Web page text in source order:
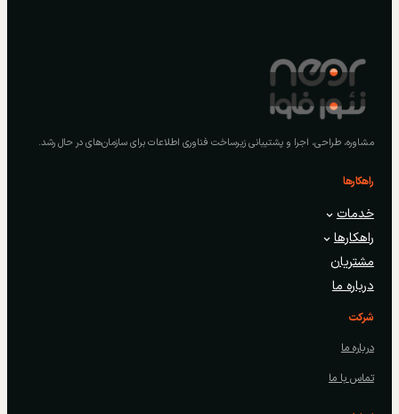
مشاوره، طراحی، اجرا و پشتیبانی زیرساخت فناوری اطلاعات برای سازمان‌های در حال رشد.
راهکارها
خدمات
راهکارها
مشتریان
درباره ما
شرکت
درباره ما
تماس با ما